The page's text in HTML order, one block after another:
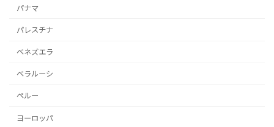
パナマ
パレスチナ
ベネズエラ
ベラルーシ
ペルー
ヨーロッパ